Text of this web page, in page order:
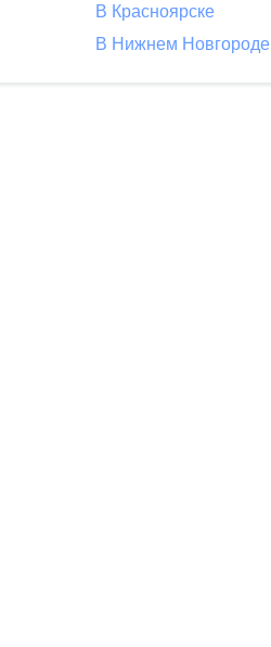
В Красноярске
В Нижнем Новгороде